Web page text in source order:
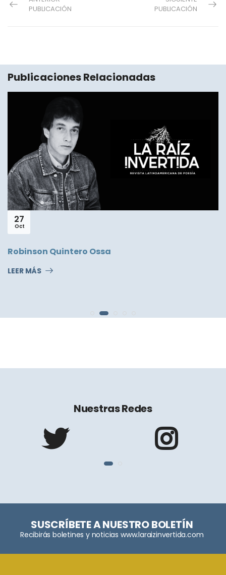
PUBLICACIÓN
PUBLICACIÓN
Publicaciones Relacionadas
27
Oct
Robinson Quintero Ossa
LEER MÁS
Nuestras Redes
SUSCRÍBETE A NUESTRO BOLETÍN
Recibirás boletines y noticias www.laraizinvertida.com